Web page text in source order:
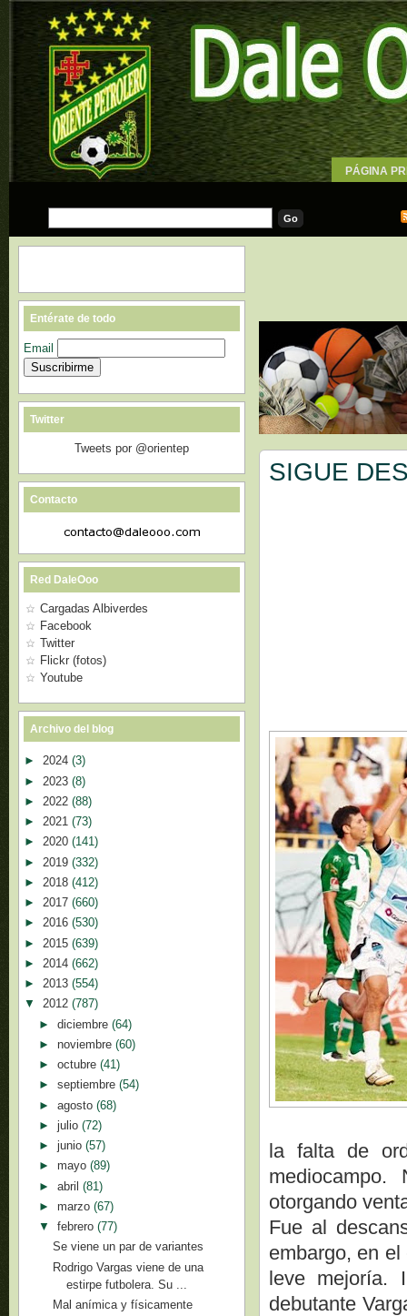
PÁGINA
SIGUE
la falta de
otorgando
Fue al
embargo, en
leve mejoría.
debutante
Entérate de todo
Email
Twitter
Tweets por @orientep
Contacto
Red DaleOoo
Cargadas Albiverdes
Facebook
Twitter
Flickr (fotos)
Youtube
Archivo del blog
► 2024 (3)
► 2023 (8)
► 2022 (88)
► 2021 (73)
► 2020 (141)
► 2019 (332)
► 2018 (412)
► 2017 (660)
► 2016 (530)
► 2015 (639)
► 2014 (662)
► 2013 (554)
▼ 2012 (787)
► diciembre (64)
► noviembre (60)
► octubre (41)
► septiembre (54)
► agosto (68)
► julio (72)
► junio (57)
► mayo (89)
► abril (81)
► marzo (67)
▼ febrero (77)
Se viene un par de variantes
Rodrigo Vargas viene de una
estirpe futbolera. Su ...
Mal anímica y físicamente